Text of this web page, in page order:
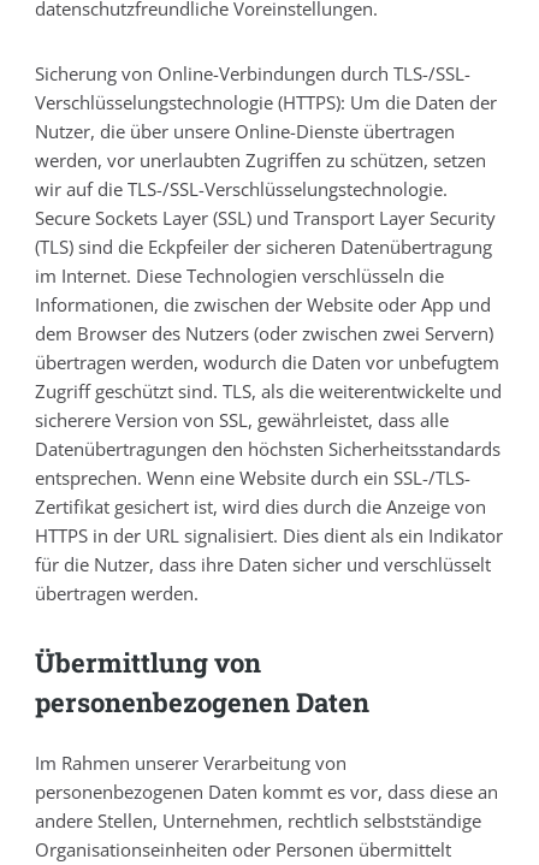
datenschutzfreundliche Voreinstellungen.
Sicherung von Online-Verbindungen durch TLS-/SSL-
Verschlüsselungstechnologie (HTTPS): Um die Daten der
Nutzer, die über unsere Online-Dienste übertragen
werden, vor unerlaubten Zugriffen zu schützen, setzen
wir auf die TLS-/SSL-Verschlüsselungstechnologie.
Secure Sockets Layer (SSL) und Transport Layer Security
(TLS) sind die Eckpfeiler der sicheren Datenübertragung
im Internet. Diese Technologien verschlüsseln die
Informationen, die zwischen der Website oder App und
dem Browser des Nutzers (oder zwischen zwei Servern)
übertragen werden, wodurch die Daten vor unbefugtem
Zugriff geschützt sind. TLS, als die weiterentwickelte und
sicherere Version von SSL, gewährleistet, dass alle
Datenübertragungen den höchsten Sicherheitsstandards
entsprechen. Wenn eine Website durch ein SSL-/TLS-
Zertifikat gesichert ist, wird dies durch die Anzeige von
HTTPS in der URL signalisiert. Dies dient als ein Indikator
für die Nutzer, dass ihre Daten sicher und verschlüsselt
übertragen werden.
Übermittlung von
personenbezogenen Daten
Im Rahmen unserer Verarbeitung von
personenbezogenen Daten kommt es vor, dass diese an
andere Stellen, Unternehmen, rechtlich selbstständige
Organisationseinheiten oder Personen übermittelt